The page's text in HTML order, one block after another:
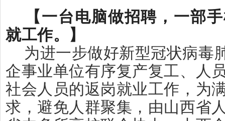
【一台电脑做招聘，一部
就工作。】
为进一步做好新型冠状病毒
企事业单位有序复产复工、人
社会人员的返岗就业工作，为
求，避免人群聚集，由山西省